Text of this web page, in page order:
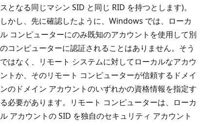
スとなる同じマシン SID と同じ RID を持つとします)。
しかし、先に確認したように、Windows では、ローカ
ル コンピューターにのみ既知のアカウントを使用して別
のコンピューターに認証されることはありません。そう
ではなく、リモート システムに対してローカルなアカウ
ントか、そのリモート コンピューターが信頼するドメイ
ンのドメイン アカウントのいずれかの資格情報を指定す
る必要があります。リモート コンピューターは、ローカ
ル アカウントの SID を独自のセキュリティ アカウント